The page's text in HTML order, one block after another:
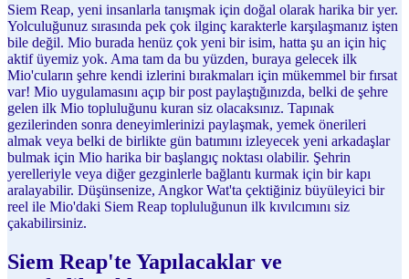
Siem Reap, yeni insanlarla tanışmak için doğal olarak harika bir yer.
Yolculuğunuz sırasında pek çok ilginç karakterle karşılaşmanız işten
bile değil. Mio burada henüz çok yeni bir isim, hatta şu an için hiç
aktif üyemiz yok. Ama tam da bu yüzden, buraya gelecek ilk
Mio'cuların şehre kendi izlerini bırakmaları için mükemmel bir fırsat
var! Mio uygulamasını açıp bir post paylaştığınızda, belki de şehre
gelen ilk Mio topluluğunu kuran siz olacaksınız. Tapınak
gezilerinden sonra deneyimlerinizi paylaşmak, yemek önerileri
almak veya belki de birlikte gün batımını izleyecek yeni arkadaşlar
bulmak için Mio harika bir başlangıç noktası olabilir. Şehrin
yerelleriyle veya diğer gezginlerle bağlantı kurmak için bir kapı
aralayabilir. Düşünsenize, Angkor Wat'ta çektiğiniz büyüleyici bir
reel ile Mio'daki Siem Reap topluluğunun ilk kıvılcımını siz
çakabilirsiniz.
Siem Reap'te Yapılacaklar ve